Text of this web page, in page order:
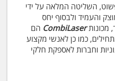
השליטה המלאה על ידי
והעמיד ולבסוף יחס
מכונותCombiLaser הם
כמו כן לאנשי מקצוע
וחברות לאספקת חלקי